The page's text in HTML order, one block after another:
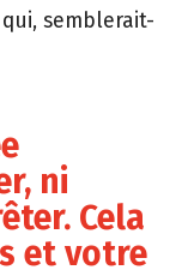
semblerait-
ni
Cela
et votre